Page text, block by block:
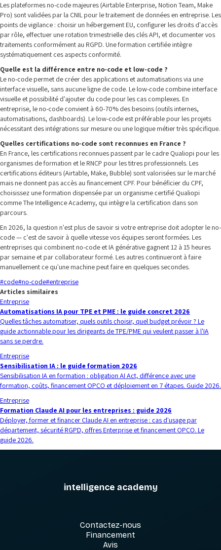
Les plateformes no-code majeures (Airtable Enterprise, Notion Team, Make
Pro) sont validées par la CNIL pour le traitement de données en entreprise. Les
points de vigilance : choisir un hébergement EU, configurer les droits d'accès
par rôle, effectuer une rotation trimestrielle des clés API, et documenter vos
traitements conformément au RGPD. Une formation certifiée intègre
systématiquement ces aspects conformité.
Quelle est la différence entre no-code et low-code ?
Le no-code permet de créer des applications et automatisations via une
interface visuelle, sans aucune ligne de code. Le low-code combine interface
visuelle et possibilité d'ajouter du code pour les cas complexes. En
entreprise, le no-code convient à 60-70% des besoins (outils internes,
automatisations, dashboards). Le low-code est préférable pour les projets
nécessitant des intégrations sur mesure ou une logique métier très spécifique.
Quelles certifications no-code sont reconnues en France ?
En France, les certifications reconnues passent par le cadre Qualiopi pour les
organismes de formation et le RNCP pour les titres professionnels. Les
certifications éditeurs (Airtable, Make, Bubble) sont valorisées sur le marché
mais ne donnent pas accès au financement CPF. Pour bénéficier du CPF,
choisissez une formation dispensée par un organisme certifié Qualiopi
comme The Intelligence Academy, qui intègre la certification dans son
parcours.
En 2026, la question n'est plus de savoir si votre entreprise doit adopter le no-
code — c'est de savoir à quelle vitesse vos équipes seront formées. Les
entreprises qui combinent no-code et IA générative gagnent 12 à 15 heures
par semaine et par collaborateur formé. Les autres continueront à faire
manuellement ce qu'une machine peut faire en quelques secondes.
#code#no-code#entreprise
Articles similaires
Entreprise
Automatisations IA pour TPE et PME : le guide concret 2026
Quelles tâches automatiser, quels outils choisir, quel budget prévoir ? Le
guide actionnable pour les dirigeants de TPE/PME qui veulent passer à l'IA
sans se perdre.
Entreprise
Sensibilisation IA : le guide formation 2026
Sensibilisation IA en formation : obligation AI Act, différence avec une
formation, coûts, financement OPCO et déploiement en 7 étapes. Guide 2026.
Entreprise
Formation Claude AI pour les entreprises : guide 2026
Déployer, former et financer Claude AI en entreprise : cas d'usage par
département, sécurité RGPD, offres Enterprise et financement OPCO. Le
guide 2026.
intelligence academy
Contactez-nous
Financement
Avis